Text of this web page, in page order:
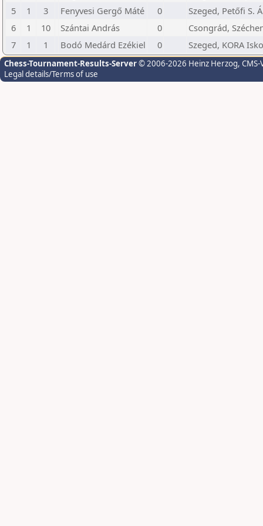
5
1 3 Fenyvesi Gergő Máté 0
Szeged, Petőfi S.
6
1 10 Szántai András 0
Csongrád,
7
1 1 Bodó Medárd Ezékiel 0 Szeged, KORA
Chess-Tournament-Results-Server© 2006-2026 Heinz Herzog,
Legal details/Terms of use